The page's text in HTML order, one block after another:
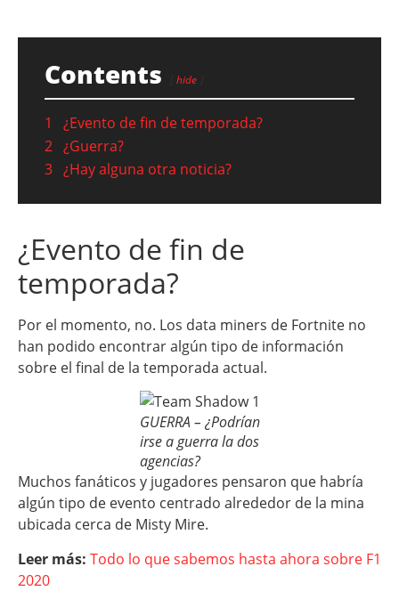
Contents hide
1
¿Evento de fin de temporada?
2 ¿Guerra?
3 ¿Hay alguna otra noticia?
¿Evento de fin de
temporada?
Por el momento, no. Los data miners de Fortnite no
han podido encontrar algún tipo de información
sobre el final de la temporada actual.
GUERRA – ¿Podrían
irse a guerra la dos
agencias?
Muchos fanáticos y jugadores pensaron que habría
algún tipo de evento centrado alrededor de la mina
ubicada cerca de Misty Mire.
Leer más: Todo lo que sabemos hasta ahora sobre F1
2020